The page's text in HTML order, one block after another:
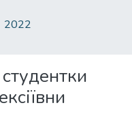
2022